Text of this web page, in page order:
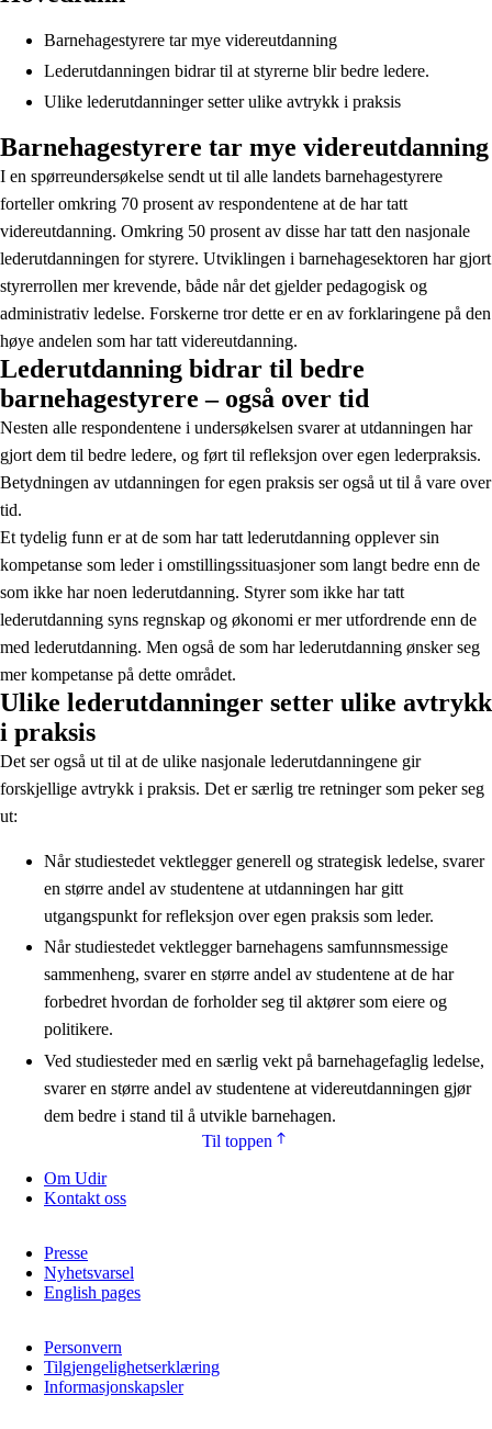
Barnehagestyrere tar mye videreutdanning
Lederutdanningen bidrar til at styrerne blir bedre ledere.
Ulike lederutdanninger setter ulike avtrykk i praksis
Barnehagestyrere tar mye videreutdanning
I en spørreundersøkelse sendt ut til alle landets barnehagestyrere
forteller omkring 70 prosent av respondentene at de har tatt
videreutdanning. Omkring 50 prosent av disse har tatt den nasjonale
lederutdanningen for styrere. Utviklingen i barnehagesektoren har gjort
styrerrollen mer krevende, både når det gjelder pedagogisk og
administrativ ledelse. Forskerne tror dette er en av forklaringene på den
høye andelen som har tatt videreutdanning.
Lederutdanning bidrar til bedre
barnehagestyrere – også over tid
Nesten alle respondentene i undersøkelsen svarer at utdanningen har
gjort dem til bedre ledere, og ført til refleksjon over egen lederpraksis.
Betydningen av utdanningen for egen praksis ser også ut til å vare over
tid.
Et tydelig funn er at de som har tatt lederutdanning opplever sin
kompetanse som leder i omstillingssituasjoner som langt bedre enn de
som ikke har noen lederutdanning. Styrer som ikke har tatt
lederutdanning syns regnskap og økonomi er mer utfordrende enn de
med lederutdanning. Men også de som har lederutdanning ønsker seg
mer kompetanse på dette området.
Ulike lederutdanninger setter ulike avtrykk
i praksis
Det ser også ut til at de ulike nasjonale lederutdanningene gir
forskjellige avtrykk i praksis. Det er særlig tre retninger som peker seg
ut:
Når studiestedet vektlegger generell og strategisk ledelse, svarer
en større andel av studentene at utdanningen har gitt
utgangspunkt for refleksjon over egen praksis som leder.
Når studiestedet vektlegger barnehagens samfunnsmessige
sammenheng, svarer en større andel av studentene at de har
forbedret hvordan de forholder seg til aktører som eiere og
politikere.
Ved studiesteder med en særlig vekt på barnehagefaglig ledelse,
svarer en større andel av studentene at videreutdanningen gjør
dem bedre i stand til å utvikle barnehagen.
Til toppen
Om Udir
Kontakt oss
Presse
Nyhetsvarsel
English pages
Personvern
Tilgjengelighetserklæring
Informasjonskapsler